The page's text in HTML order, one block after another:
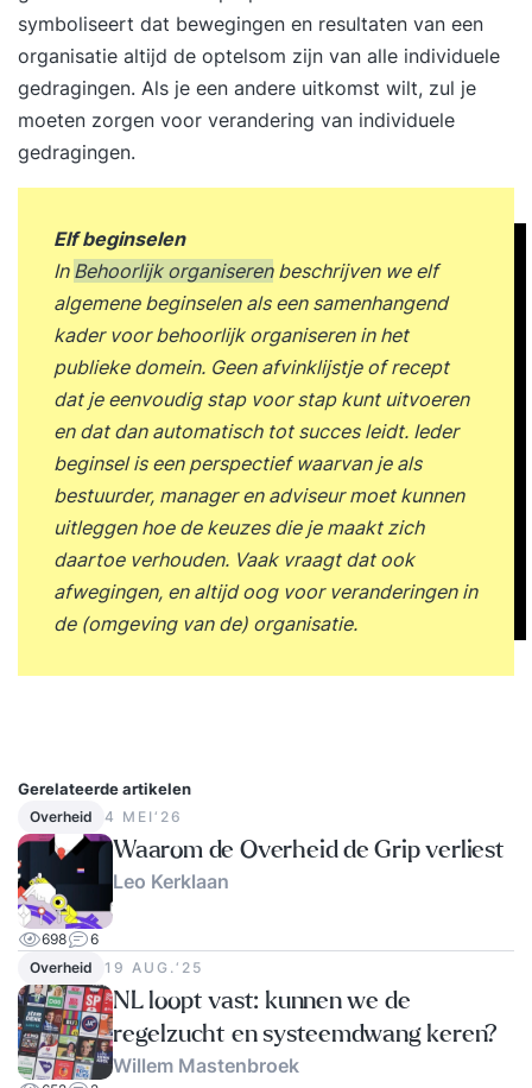
symboliseert dat bewegingen en resultaten van een
organisatie altijd de optelsom zijn van alle individuele
gedragingen. Als je een andere uitkomst wilt, zul je
moeten zorgen voor verandering van individuele
gedragingen.
Elf beginselen
In Behoorlijk organiserenbeschrijven we elf
algemene beginselen als een samenhangend
kader voor behoorlijk organiseren in het
publieke domein. Geen afvinklijstje of recept
dat je eenvoudig stap voor stap kunt uitvoeren
en dat dan automatisch tot succes leidt. Ieder
beginsel is een perspectief waarvan je als
bestuurder, manager en adviseur moet kunnen
uitleggen hoe de keuzes die je maakt zich
daartoe verhouden. Vaak vraagt dat ook
afwegingen, en altijd oog voor veranderingen in
de (omgeving van de) organisatie.
Gerelateerde artikelen
Overheid 4 MEI‘26
Waarom de Overheid de Grip verliest
Leo Kerklaan
698
6
Overheid
19 AUG.‘25
NL loopt vast: kunnen we de
regelzucht en systeemdwang keren?
Willem Mastenbroek